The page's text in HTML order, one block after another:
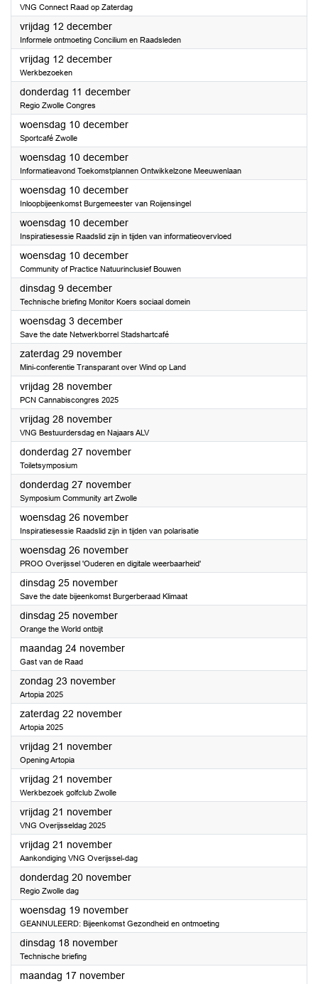
VNG Connect Raad op Zaterdag
vrijdag 12 december2025
Informele ontmoeting Concilium en Raadsleden
vrijdag 12 december2025
Werkbezoeken
donderdag 11 december2025
Regio Zwolle Congres
woensdag 10 december2025
Sportcafé Zwolle
woensdag 10 december2025
Informatieavond Toekomstplannen Ontwikkelzone Meeuwenlaan
woensdag 10 december2025
Inloopbijeenkomst Burgemeester van Roijensingel
woensdag 10 december2025
Inspiratiesessie Raadslid zijn in tijden van informatieovervloed
woensdag 10 december2025
Community of Practice Natuurinclusief Bouwen
dinsdag 9 december2025
Technische briefing Monitor Koers sociaal domein
woensdag 3 december2025
Save the date Netwerkborrel Stadshartcafé
zaterdag 29 november2025
Mini-conferentie Transparant over Wind op Land
vrijdag 28 november2025
PCN Cannabiscongres 2025
vrijdag 28 november2025
VNG Bestuurdersdag en Najaars ALV
donderdag 27 november2025
Toiletsymposium
donderdag 27 november2025
Symposium Community art Zwolle
woensdag 26 november2025
Inspiratiesessie Raadslid zijn in tijden van polarisatie
woensdag 26 november2025
PROO Overijssel 'Ouderen en digitale weerbaarheid'
dinsdag 25 november2025
Save the date bijeenkomst Burgerberaad Klimaat
dinsdag 25 november2025
Orange the World ontbijt
maandag 24 november2025
Gast van de Raad
zondag 23 november2025
Artopia 2025
zaterdag 22 november2025
Artopia 2025
vrijdag 21 november2025
Opening Artopia
vrijdag 21 november2025
Werkbezoek golfclub Zwolle
vrijdag 21 november2025
VNG Overijsseldag 2025
vrijdag 21 november2025
Aankondiging VNG Overijssel-dag
donderdag 20 november2025
Regio Zwolle dag
woensdag 19 november2025
GEANNULEERD: Bijeenkomst Gezondheid en ontmoeting
dinsdag 18 november2025
Technische briefing
maandag 17 november2025